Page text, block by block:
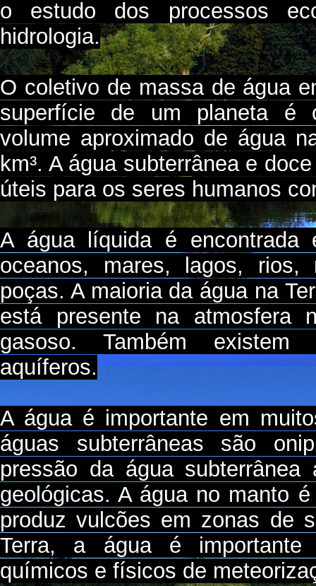
o estudo dos processos
hidrologia.
O coletivo de massa de água
superfície de um planeta é
volume aproximado de água
km³. A água subterrânea e
úteis para os seres humanos
A água líquida é encontrada
oceanos, mares, lagos,
poças. A maioria da água na
está presente na atmosfera
gasoso. Também existem
aquíferos.
A água é importante em
águas subterrâneas são
pressão da água
geológicas. A água no manto
produz vulcões em zonas de
Terra, a água é
químicos e físicos de